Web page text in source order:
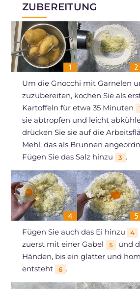
ZUBEREITUNG
Um die Gnocchi mit Garnelen
zuzubereiten, kochen Sie als
Kartoffeln für etwa 35 Minuten
sie abtropfen und leicht
drücken Sie sie auf die
Mehl, das als Brunnen
Fügen Sie das Salz hinzu
3 .
Fügen Sie auch das Ei hinzu 4
zuerst mit einer Gabel
5
und
Händen, bis ein glatter und
entsteht
6 .